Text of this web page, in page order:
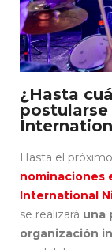
¿Hasta
Hasta el
nominaciones
International
se realizará una
organización